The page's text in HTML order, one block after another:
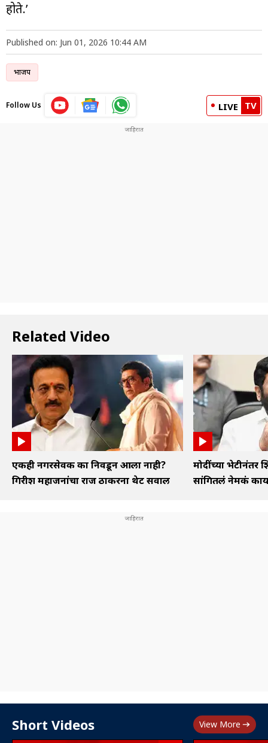
होते.’
Published on: Jun 01, 2026 10:44 AM
भाजप
Follow Us LIVE TV
Related Video
एकही नगरसेवक का निवडून आला नाही?
गिरीश महाजनांचा राज ठाकरेंना थेट सवाल
मोदींच्या भेटीनंतर
सांगितलं नेमकं
Short Videos View More